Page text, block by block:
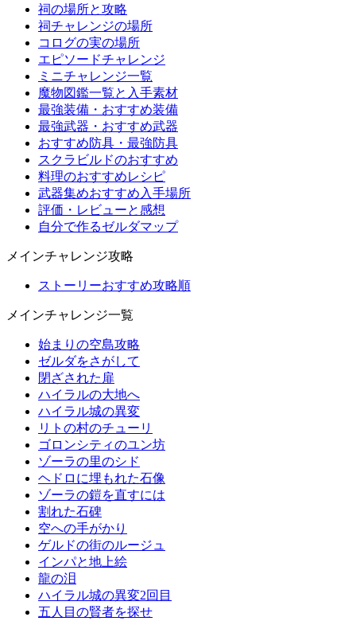
祠の場所と攻略
祠チャレンジの場所
コログの実の場所
エピソードチャレンジ
ミニチャレンジ一覧
魔物図鑑一覧と入手素材
最強装備・おすすめ装備
最強武器・おすすめ武器
おすすめ防具・最強防具
スクラビルドのおすすめ
料理のおすすめレシピ
武器集めおすすめ入手場所
評価・レビューと感想
自分で作るゼルダマップ
メインチャレンジ攻略
ストーリーおすすめ攻略順
メインチャレンジ一覧
始まりの空島攻略
ゼルダをさがして
閉ざされた扉
ハイラルの大地へ
ハイラル城の異変
リトの村のチューリ
ゴロンシティのユン坊
ゾーラの里のシド
ヘドロに埋もれた石像
ゾーラの鎧を直すには
割れた石碑
空への手がかり
ゲルドの街のルージュ
インパと地上絵
龍の泪
ハイラル城の異変2回目
五人目の賢者を探せ